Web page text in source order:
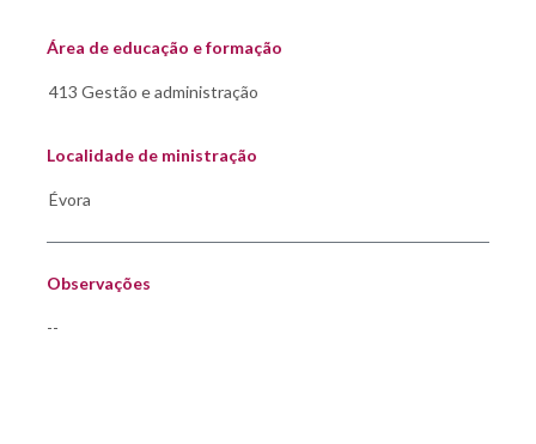
Área de educação e formação
Localidade de ministração
Observações
--